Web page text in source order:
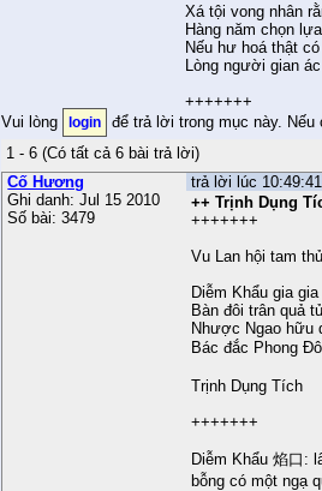
Xá tội vong nhân
Hàng năm chọn
Nếu hư hoá thật có
Lòng người gian ác
+++++++
Vui lòng
login để trả lời trong mục này.
1 - 6 (Có tất cả 6 bài trả lời)
Cố Hương
Ghi danh: Jul 15 2010
Số bài: 3479
trả lời lúc
++ Trịnh Dụng
+++++++
Vu Lan hội tam
Diễm Khẩu gia
Bàn đôi trân quả
Nhược Ngao hữu
Bác đắc Phong
Trịnh Dụng Tích
+++++++
Diễm Khẩu 焰口:
bỗng có một ngạ